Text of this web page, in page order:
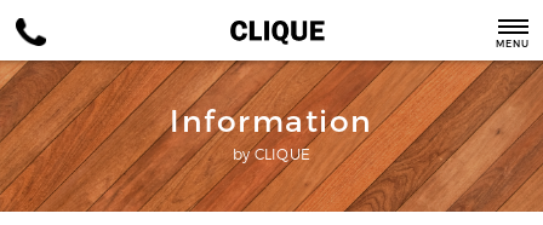
MENU
Information
by CLIQUE